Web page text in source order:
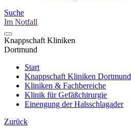
Suche
Im Notfall
Knappschaft Kliniken
Dortmund
Start
Knappschaft Kliniken Dortmund
Kliniken & Fachbereiche
Klinik für Gefäßchirurgie
Einengung der Halsschlagader
Zurück